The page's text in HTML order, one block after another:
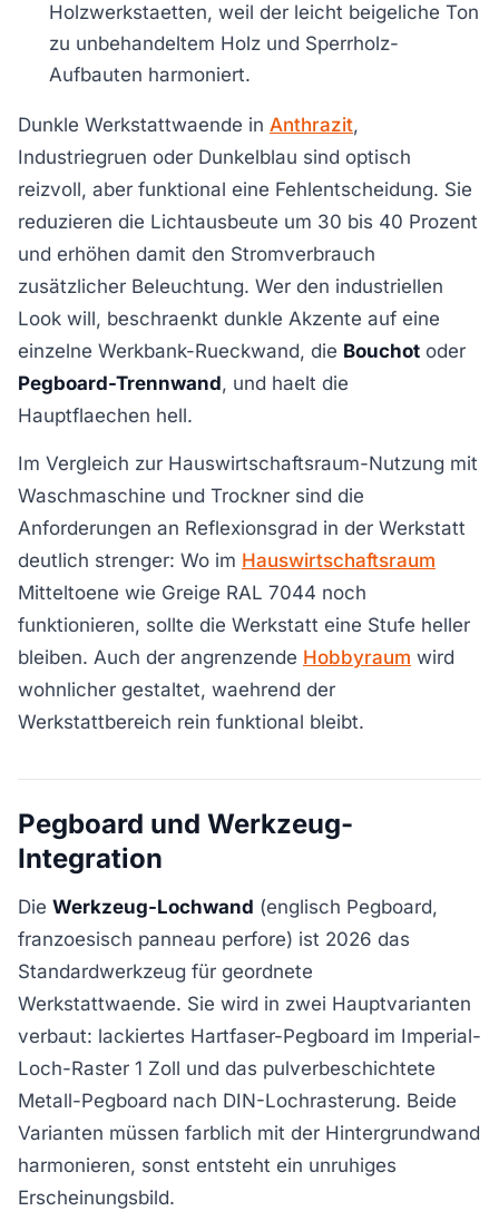
Holzwerkstaetten, weil der leicht beigeliche Ton
zu unbehandeltem Holz und Sperrholz-
Aufbauten harmoniert.
Dunkle Werkstattwaende in Anthrazit,
Industriegruen oder Dunkelblau sind optisch
reizvoll, aber funktional eine Fehlentscheidung. Sie
reduzieren die Lichtausbeute um 30 bis 40 Prozent
und erhöhen damit den Stromverbrauch
zusätzlicher Beleuchtung. Wer den industriellen
Look will, beschraenkt dunkle Akzente auf eine
einzelne Werkbank-Rueckwand, die Bouchot oder
Pegboard-Trennwand, und haelt die
Hauptflaechen hell.
Im Vergleich zur Hauswirtschaftsraum-Nutzung mit
Waschmaschine und Trockner sind die
Anforderungen an Reflexionsgrad in der Werkstatt
deutlich strenger: Wo im Hauswirtschaftsraum
Mitteltoene wie Greige RAL 7044 noch
funktionieren, sollte die Werkstatt eine Stufe heller
bleiben. Auch der angrenzende Hobbyraum wird
wohnlicher gestaltet, waehrend der
Werkstattbereich rein funktional bleibt.
Pegboard und Werkzeug-
Integration
Die Werkzeug-Lochwand (englisch Pegboard,
franzoesisch panneau perfore) ist 2026 das
Standardwerkzeug für geordnete
Werkstattwaende. Sie wird in zwei Hauptvarianten
verbaut: lackiertes Hartfaser-Pegboard im Imperial-
Loch-Raster 1 Zoll und das pulverbeschichtete
Metall-Pegboard nach DIN-Lochrasterung. Beide
Varianten müssen farblich mit der Hintergrundwand
harmonieren, sonst entsteht ein unruhiges
Erscheinungsbild.